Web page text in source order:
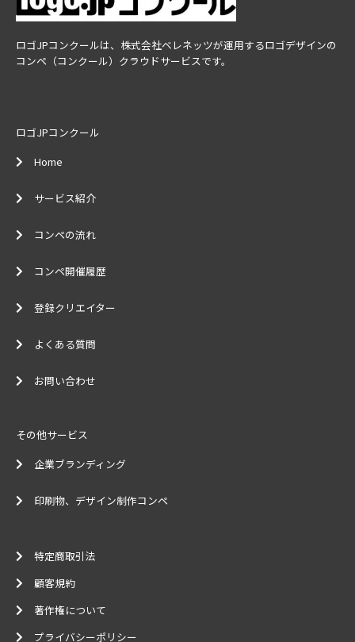
ロゴJPコンクールは、株式会社ベレネッツが運用するロゴデザインの
コンペ（コンクール）クラウドサービスです。
ロゴJPコンクール
Home
サービス紹介
コンペの流れ
コンペ開催履歴
登録クリエイター
よくある質問
お問い合わせ
その他サービス
企業ブランディング
印刷物、デザイン制作コンペ
特定商取引法
顧客規約
著作権について
プライバシーポリシー